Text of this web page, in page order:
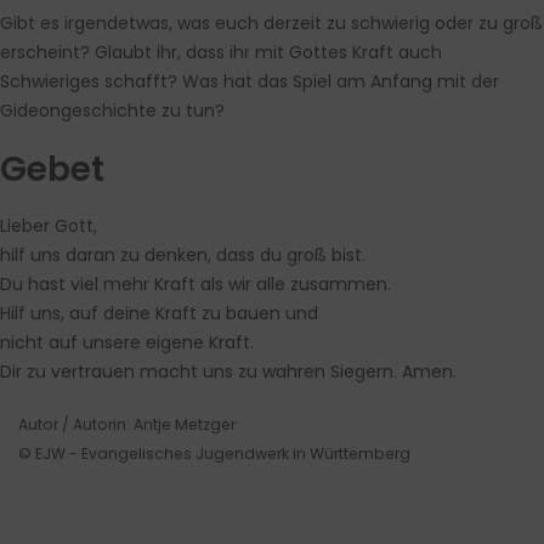
Gibt es irgendetwas, was euch derzeit zu schwierig oder zu groß
erscheint? Glaubt ihr, dass ihr mit Gottes Kraft auch
Schwieriges schafft? Was hat das Spiel am Anfang mit der
Gideongeschichte zu tun?
Gebet
Lieber Gott,
hilf uns daran zu denken, dass du groß bist.
Du hast viel mehr Kraft als wir alle zusammen.
Hilf uns, auf deine Kraft zu bauen und
nicht auf unsere eigene Kraft.
Dir zu vertrauen macht uns zu wahren Siegern. Amen.
Autor / Autorin: Antje Metzger
© EJW - Evangelisches Jugendwerk in Württemberg